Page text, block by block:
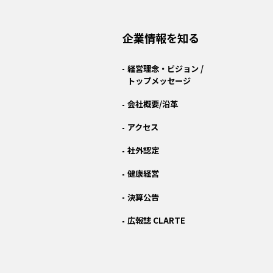
企業情報を知る
経営理念・ビジョン /
トップメッセージ
会社概要/沿革
アクセス
社外認定
健康経営
決算公告
広報誌 CLARTE